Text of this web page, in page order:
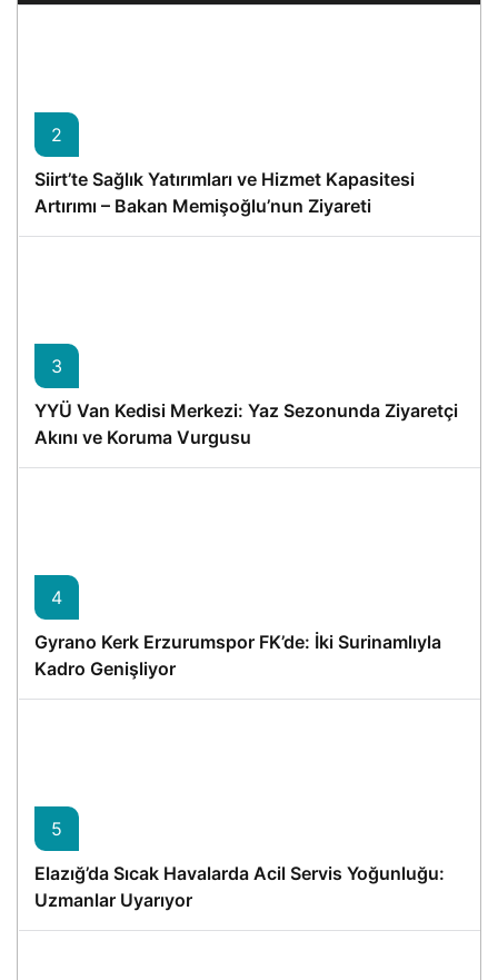
2
Siirt’te Sağlık Yatırımları ve Hizmet Kapasitesi
Artırımı – Bakan Memişoğlu’nun Ziyareti
3
YYÜ Van Kedisi Merkezi: Yaz Sezonunda Ziyaretçi
Akını ve Koruma Vurgusu
4
Gyrano Kerk Erzurumspor FK’de: İki Surinamlıyla
Kadro Genişliyor
5
Elazığ’da Sıcak Havalarda Acil Servis Yoğunluğu:
Uzmanlar Uyarıyor